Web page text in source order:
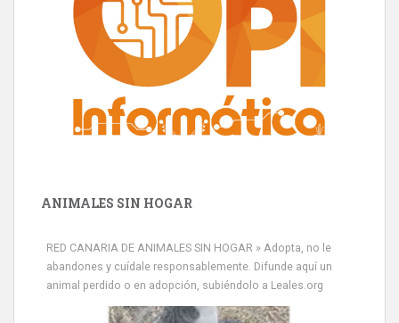
ANIMALES SIN HOGAR
RED CANARIA DE ANIMALES SIN HOGAR » Adopta, no le
abandones y cuídale responsablemente. Difunde aquí un
animal perdido o en adopción, subiéndolo a Leales.org